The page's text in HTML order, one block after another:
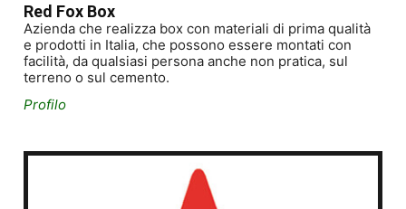
Red Fox Box
Azienda che realizza box con materiali di prima qualità
e prodotti in Italia, che possono essere montati con
facilità, da qualsiasi persona anche non pratica, sul
terreno o sul cemento.
Profilo